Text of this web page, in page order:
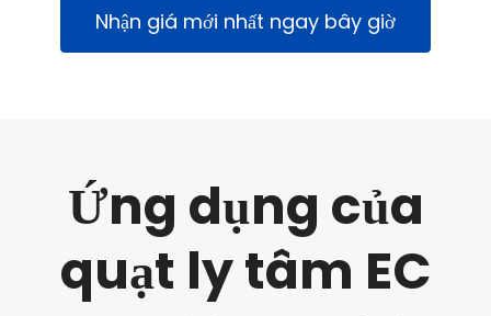
Nhận giá mới nhất ngay bây giờ
Ứng dụng của
quạt ly tâm EC